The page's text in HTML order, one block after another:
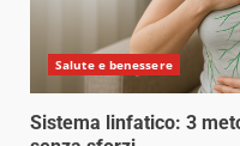
Salute e benessere
Sistema linfatico: 3